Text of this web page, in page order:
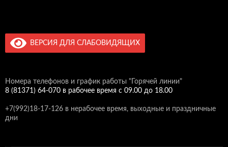
ВЕРСИЯ ДЛЯ СЛАБОВИДЯЩИХ
Номера телефонов и график работы "Горячей линии"
8 (81371) 64-070 в рабочее время c 09.00 до 18.00
+7(992)18-17-126 в нерабочее время, выходные и праздничные
дни